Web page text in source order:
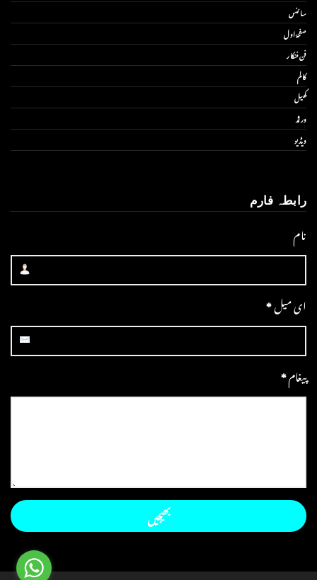
سائنس
صفحۂ اول
فن فنکار
کالم
کھیل
ورلڈ
ویڈیو
رابطہ فارم
نام
ای میل*
پیغام*